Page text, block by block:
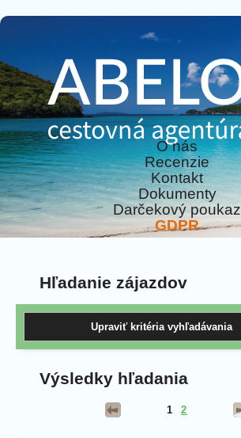
O nás
Recenzie
Kontakt
Dokumenty
Darčekový poukaz
GDPR
Hľadanie zájazdov
Výsledky hľadania
1 2